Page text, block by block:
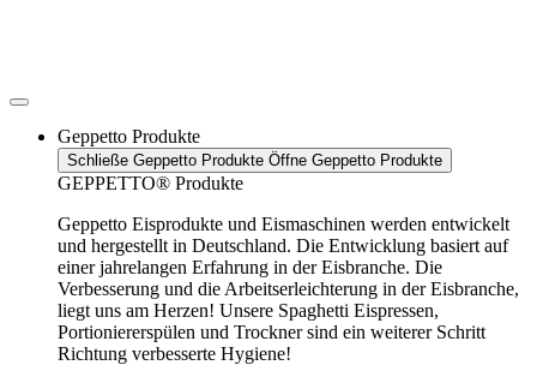
Geppetto Produkte
Schließe Geppetto Produkte Öffne Geppetto Produkte
GEPPETTO® Produkte
Geppetto Eisprodukte und Eismaschinen werden entwickelt
und hergestellt in Deutschland. Die Entwicklung basiert auf
einer jahrelangen Erfahrung in der Eisbranche. Die
Verbesserung und die Arbeitserleichterung in der Eisbranche,
liegt uns am Herzen! Unsere Spaghetti Eispressen,
Portioniererspülen und Trockner sind ein weiterer Schritt
Richtung verbesserte Hygiene!